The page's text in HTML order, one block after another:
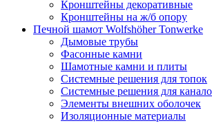
Кронштейны декоративные
Кронштейны на ж/б опору
Печной шамот Wolfshöher Tonwerke
Дымовые трубы
Фасонные камни
Шамотные камни и плиты
Системные решения для топок
Системные решения для
Элементы внешних оболочек
Изоляционные материалы